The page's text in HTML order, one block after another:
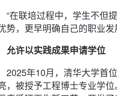
“在联培过程中，学生不但
势，更早明确自己的职业
允许以实践成果申请学位
2025年10月，清华大学首
，被授予工程博士专业学